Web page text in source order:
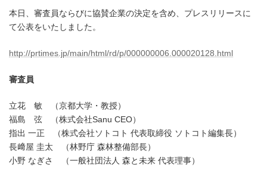
本日、審査員ならびに協賛企業の決定を含め、プレスリリースに
て公表をいたしました。
http://prtimes.jp/main/html/rd/p/000000006.000020128.html
審査員
立花 敏 （京都大学・教授）
福島 弦 （株式会社Sanu CEO）
指出 一正 （株式会社ソトコト 代表取締役 ソトコト編集長）
長﨑屋 圭太 （林野庁 森林整備部長）
小野 なぎさ （一般社団法人 森と未来 代表理事）